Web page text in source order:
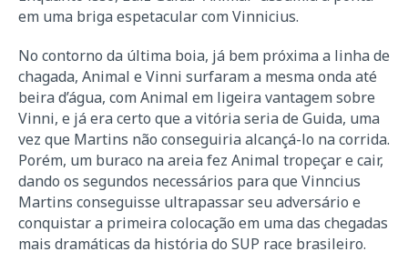
em uma briga espetacular com Vinnicius.
No contorno da última boia, já bem próxima a linha de
chagada, Animal e Vinni surfaram a mesma onda até
beira d’água, com Animal em ligeira vantagem sobre
Vinni, e já era certo que a vitória seria de Guida, uma
vez que Martins não conseguiria alcançá-lo na corrida.
Porém, um buraco na areia fez Animal tropeçar e cair,
dando os segundos necessários para que Vinncius
Martins conseguisse ultrapassar seu adversário e
conquistar a primeira colocação em uma das chegadas
mais dramáticas da história do SUP race brasileiro.